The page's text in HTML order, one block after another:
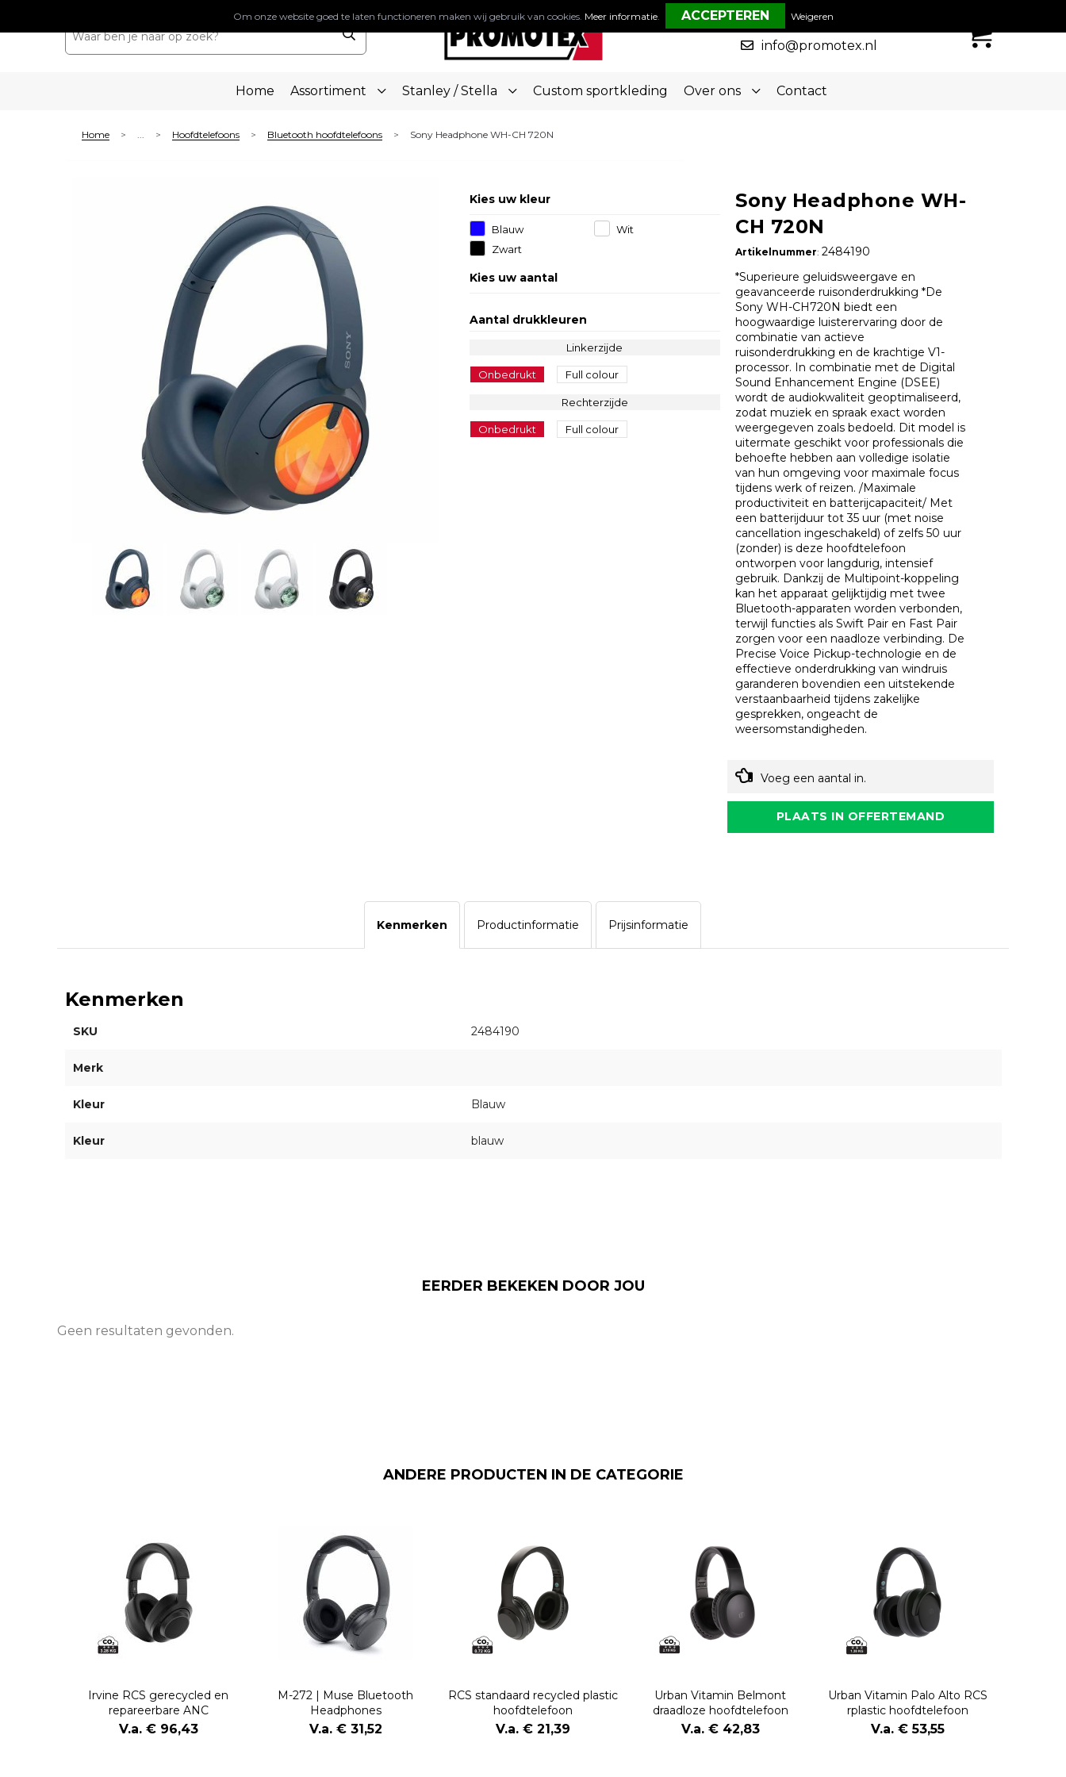
050-5773636
info@promotex.nl
Home Assortiment Stanley / Stella Custom sportkleding Over ons Contact
Home > ... > Hoofdtelefoons > Bluetooth hoofdtelefoons > Sony Headphone WH-CH 720N
Kies uw kleur
Blauw
Wit
Zwart
Kies uw aantal
Aantal drukkleuren
Linkerzijde
Onbedrukt Full colour
Rechterzijde
Onbedrukt Full colour
Sony Headphone WH-
CH 720N
Artikelnummer: 2484190
*Superieure geluidsweergave en
geavanceerde ruisonderdrukking *De
Sony WH-CH720N biedt een
hoogwaardige luisterervaring door de
combinatie van actieve
ruisonderdrukking en de krachtige V1-
processor. In combinatie met de Digital
Sound Enhancement Engine (DSEE)
wordt de audiokwaliteit geoptimaliseerd,
zodat muziek en spraak exact worden
weergegeven zoals bedoeld. Dit model is
uitermate geschikt voor professionals die
behoefte hebben aan volledige isolatie
van hun omgeving voor maximale focus
tijdens werk of reizen. /Maximale
productiviteit en batterijcapaciteit/ Met
een batterijduur tot 35 uur (met noise
cancellation ingeschakeld) of zelfs 50 uur
(zonder) is deze hoofdtelefoon
ontworpen voor langdurig, intensief
gebruik. Dankzij de Multipoint-koppeling
kan het apparaat gelijktijdig met twee
Bluetooth-apparaten worden verbonden,
terwijl functies als Swift Pair en Fast Pair
zorgen voor een naadloze verbinding. De
Precise Voice Pickup-technologie en de
effectieve onderdrukking van windruis
garanderen bovendien een uitstekende
verstaanbaarheid tijdens zakelijke
gesprekken, ongeacht de
weersomstandigheden.
Voeg een aantal in.
PLAATS IN OFFERTEMAND
Kenmerken Productinformatie Prijsinformatie
Kenmerken
SKU 2484190
Merk
Kleur Blauw
Kleur blauw
EERDER BEKEKEN DOOR JOU
Geen resultaten gevonden.
ANDERE PRODUCTEN IN DE CATEGORIE
Irvine RCS gerecycled en
repareerbare ANC
hoofdtelefoon
V.a. € 96,43
M-272 | Muse Bluetooth
Headphones
V.a. € 31,52
RCS standaard recycled plastic
hoofdtelefoon
V.a. € 21,39
Urban Vitamin Belmont
draadloze hoofdtelefoon
V.a. € 42,83
Urban Vitamin Palo Alto RCS
rplastic hoofdtelefoon
V.a. € 53,55
Om onze website goed te laten functioneren maken wij gebruik van cookies. Meer informatie. Weigeren